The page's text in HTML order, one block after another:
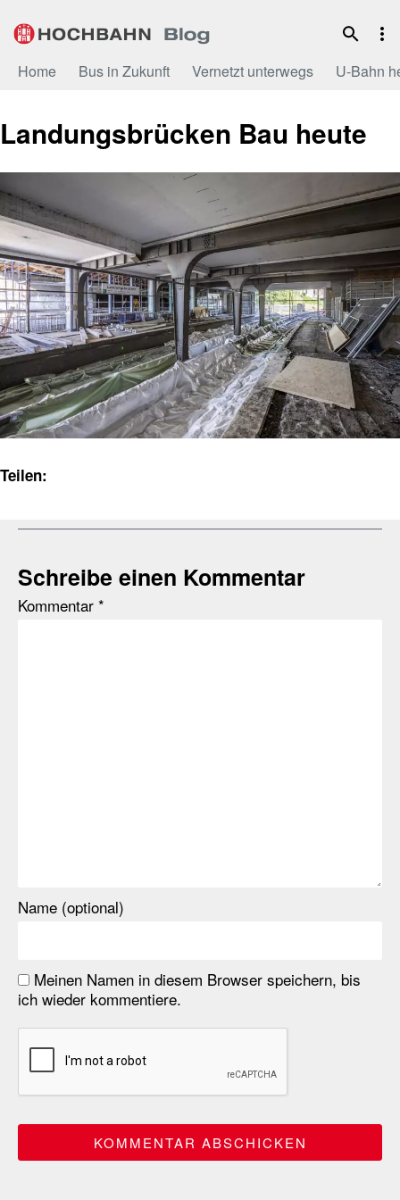
Inhalt
Home Bus in Zukunft Vernetzt unterwegs U-Bahn
Landungsbrücken Bau heute
Teilen:
Schreibe einen Kommentar
Kommentar *
Name (optional)
Meinen Namen in diesem Browser speichern, bis
ich wieder kommentiere.